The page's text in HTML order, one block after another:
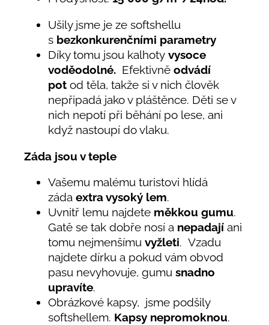
Ušily jsme je ze softshellu
s bezkonkurenčními parametry
Díky tomu jsou kalhoty vysoce
voděodolné. Efektivně odvádí
pot od těla, takže si v nich člověk
nepřipadá jako v pláštěnce. Děti se v
nich nepotí při běhání po lese, ani
když nastoupí do vlaku.
Záda jsou v teple
Vašemu malému turistovi hlídá
záda extra vysoký lem.
Uvnitř lemu najdete měkkou gumu.
Gatě se tak dobře nosí a nepadají ani
tomu nejmenšímu vyžleti. Vzadu
najdete dírku a pokud vám obvod
pasu nevyhovuje, gumu snadno
upravíte.
Obrázkové kapsy, jsme podšily
softshellem. Kapsy nepromoknou.